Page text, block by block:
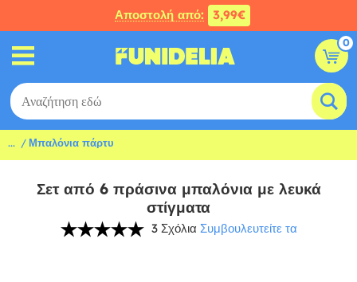
Αποστολή από: 3,99€
0
... Μπαλόνια πάρτυ
Σετ από 6 πράσινα μπαλόνια με λευκά
στίγματα
3 Σχόλια Συμβουλευτείτε τα